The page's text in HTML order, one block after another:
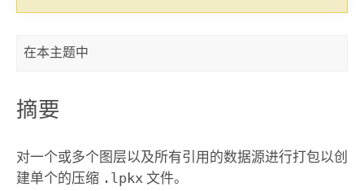
在本主题中
摘要
对一个或多个图层以及所有引用的数据源进行打包以创
建单个的压缩 .lpkx 文件。